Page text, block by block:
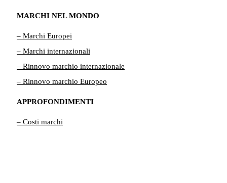
MARCHI NEL MONDO
– Marchi Europei
– Marchi internazionali
– Rinnovo marchio internazionale
– Rinnovo marchio Europeo
APPROFONDIMENTI
– Costi marchi